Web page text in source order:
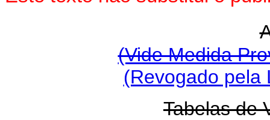
(Vide Medida
(Revogado pela
Tabelas de